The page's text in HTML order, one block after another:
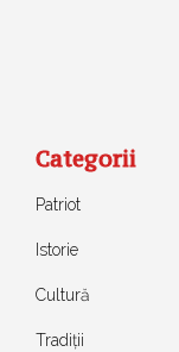
Categorii
Patriot
Istorie
Cultură
Tradiții